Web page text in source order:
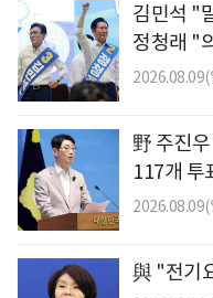
김민석 "
정청래 "
2026.08.09(
野 주진
117개 투
2026.08.09(
與 "전기